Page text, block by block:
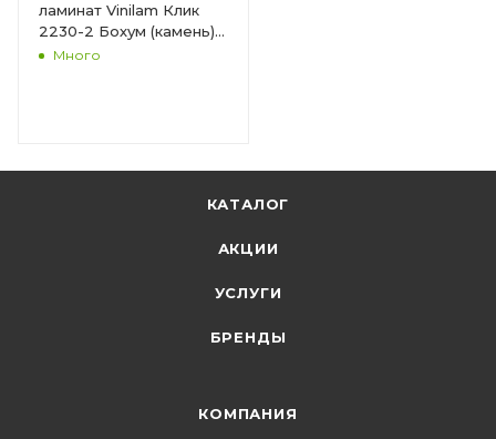
ламинат Vinilam Клик
2230-2 Бохум (камень)
4ммМного
КАТАЛОГ
АКЦИИ
УСЛУГИ
БРЕНДЫ
КОМПАНИЯ